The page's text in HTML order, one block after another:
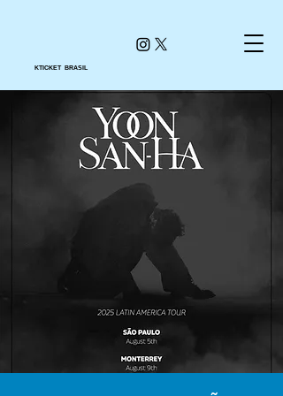
KTICKET BRASIL